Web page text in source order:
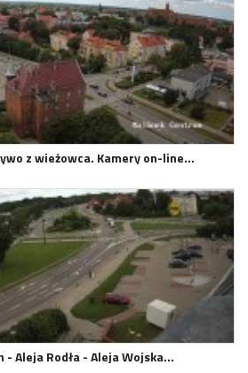
z wieżowca. Kamery on-line…
- Aleja Rodła - Aleja Wojska…